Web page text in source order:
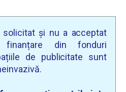
solicitat și nu a acceptat
din fonduri
de publicitate sunt